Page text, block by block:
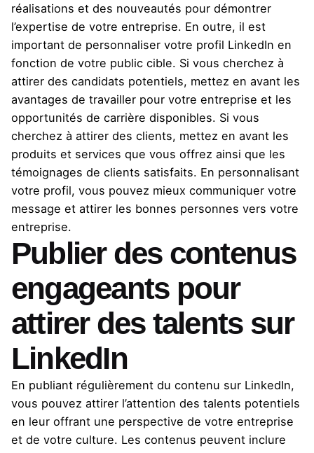
réalisations et des nouveautés pour démontrer
l’expertise de votre entreprise. En outre, il est
important de personnaliser votre profil LinkedIn en
fonction de votre public cible. Si vous cherchez à
attirer des candidats potentiels, mettez en avant les
avantages de travailler pour votre entreprise et les
opportunités de carrière disponibles. Si vous
cherchez à attirer des clients, mettez en avant les
produits et services que vous offrez ainsi que les
témoignages de clients satisfaits. En personnalisant
votre profil, vous pouvez mieux communiquer votre
message et attirer les bonnes personnes vers votre
entreprise.
Publier des contenus
engageants pour
attirer des talents sur
LinkedIn
En publiant régulièrement du contenu sur LinkedIn,
vous pouvez attirer l’attention des talents potentiels
en leur offrant une perspective de votre entreprise
et de votre culture. Les contenus peuvent inclure